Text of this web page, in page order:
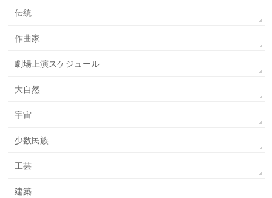
伝統
作曲家
劇場上演スケジュール
大自然
宇宙
少数民族
工芸
建築